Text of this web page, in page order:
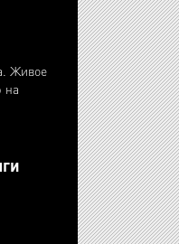
Живое
на